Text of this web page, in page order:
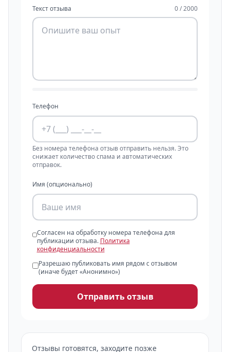
Текст отзыва 0 / 2000
Телефон
Без номера телефона отзыв отправить нельзя. Это
снижает количество спама и автоматических
отправок.
Имя (опционально)
Согласен на обработку номера телефона для
публикации отзыва. Политика
конфиденциальности
Разрешаю публиковать имя рядом с отзывом
(иначе будет «Анонимно»)
Отправить отзыв
Отзывы готовятся, заходите позже